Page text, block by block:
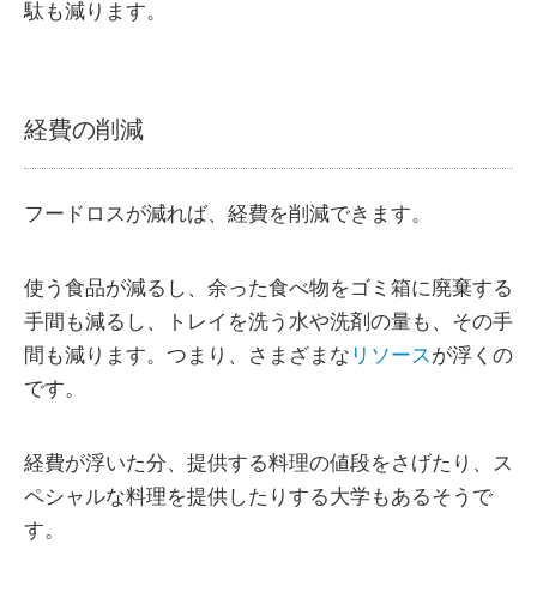
駄も減ります。
経費の削減
フードロスが減れば、経費を削減できます。
使う食品が減るし、余った食べ物をゴミ箱に廃棄する
手間も減るし、トレイを洗う水や洗剤の量も、その手
間も減ります。つまり、さまざまな リソースが浮くの
です。
経費が浮いた分、提供する料理の値段をさげたり、ス
ペシャルな料理を提供したりする大学もあるそうで
す。